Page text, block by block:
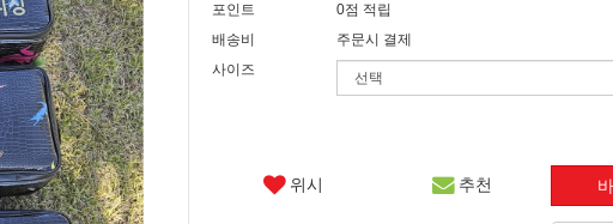
포인트
0점 적립
배송비
주문시 결제
사이즈
위시 추천